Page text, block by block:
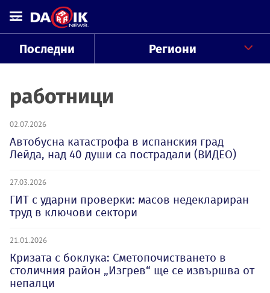
Последни Региони
работници
02.07.2026
Автобусна катастрофа в испанския град
Лейда, над 40 души са пострадали (ВИДЕО)
27.03.2026
ГИТ с ударни проверки: масов недеклариран
труд в ключови сектори
21.01.2026
Кризата с боклука: Сметопочистването в
столичния район „Изгрев“ ще се извършва от
непалци